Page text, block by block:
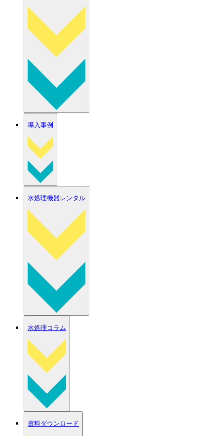
導入事例
水処理機器レンタル
水処理コラム
資料ダウンロード